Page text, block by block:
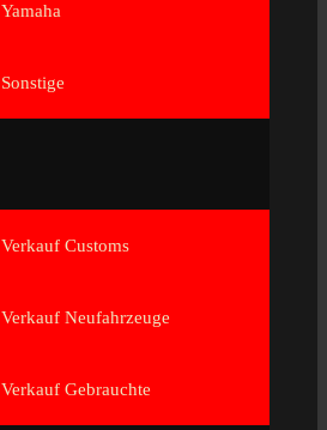
Yamaha
Sonstige
Verkauf Customs
Verkauf Neufahrzeuge
Verkauf Gebrauchte